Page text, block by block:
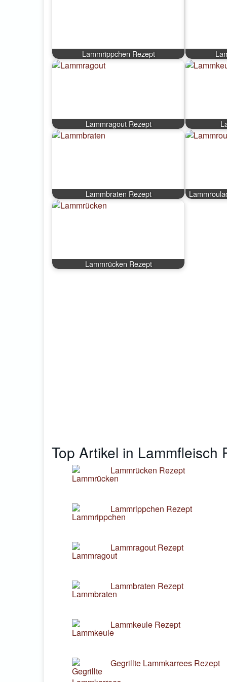
Lammrippchen Rezept
Lammragout Rezept
Lammbraten Rezept
Lammrücken Rezept
Top Artikel in Lammfleisch
Lammrücken Rezept
Lammrippchen Rezept
Lammragout Rezept
Lammbraten Rezept
Lammkeule Rezept
Gegrillte Lammkarrees Rezept